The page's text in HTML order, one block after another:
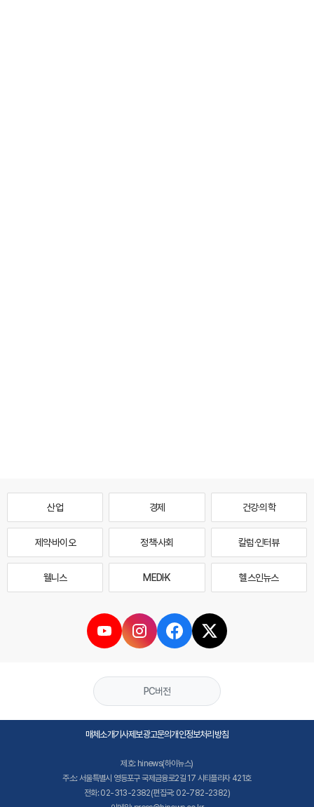
산업 경제 건강·의학
제약·바이오 정책·사회 칼럼·인터뷰
웰니스 MEDI·K 헬스인뉴스
PC버전
매체소개기사제보광고문의개인정보처리방침
제호: hinews(하이뉴스)
주소: 서울특별시 영등포구 국제금융로2길 17 시티플라자 421호
전화: 02-313-2382(편집국: 02-782-2382)